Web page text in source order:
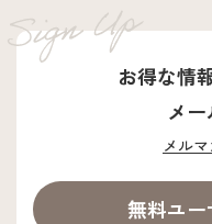
お得な情
メー
メル
無料ユー